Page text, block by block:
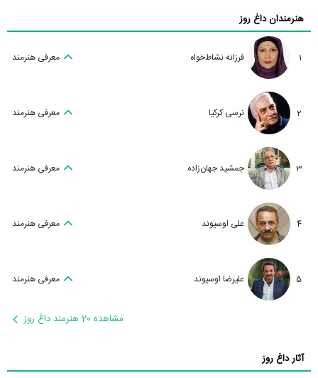
هنرمندان داغ روز
1 فرزانه نشاط‌خواه معرفی هنرمند
2 نرسی کرکیا معرفی هنرمند
3 جمشید جهان‌زاده معرفی هنرمند
4 علی اوسیوند معرفی هنرمند
5 علیرضا اوسیوند معرفی هنرمند
مشاهده 20 هنرمند داغ روز
آثار داغ روز